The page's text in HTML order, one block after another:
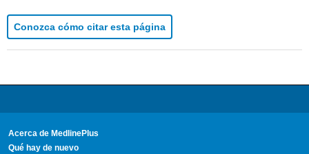
Conozca cómo citar esta página
Acerca de MedlinePlus
Qué hay de nuevo